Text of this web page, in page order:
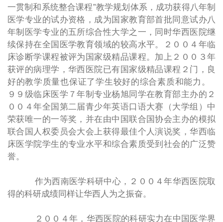
一贯制和系统整合课程”教学规划体系，成功获得八年制
医学专业的试办资格，成为国家教育部首批同意试办八
年制医学专业的五所综合性大学之一，同时华西医院继
续保持在全国医学教育领域的较高水平。２００４年临
床诊断学课程被评为国家级精品课程。加上２００３年
获评的病理学，华西医院已有国家级精品课程２门，良
好的教学质量也保证了学生较好的综合素质和能力。
９９级临床医学７年制专业杨旭同学在教育部主办的２
００４年全国第二届青少年英语口语大赛（大学组）中
荣获唯一的一等奖，并在由中国联合国协会主办的模拟
联合国人权委员会大会上获得最佳个人演说奖，华西临
床医学院学生的专业水平和综合素质受到社会的广泛赞
誉。
作为西南医学科研中心，２００４年华西医院取
得的科研成绩同样让华西人为之振奋。
２００４年，华西医院的科研实力在中国医学界